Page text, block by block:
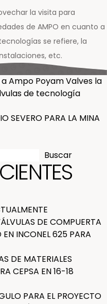
la visita para
de AMPO en cuanto a
se refiere, la
etc.
a Ampo Poyam Valves la
de tecnología
SEVERO PARA LA MINA
Buscar
DE COMPUERTA
INCONEL 625 PARA
DE MATERIALES
CEPSA EN 16-18
PARA EL PROYECTO